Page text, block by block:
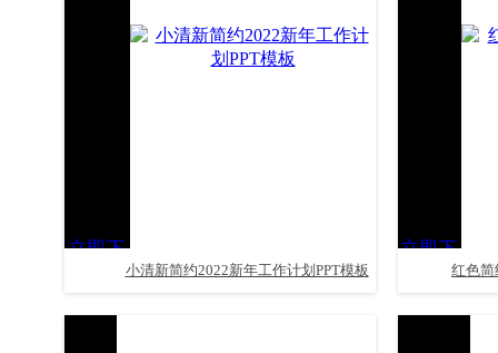
立即下
小清新简约2022新年工作计划PPT模板
立即下
红色简